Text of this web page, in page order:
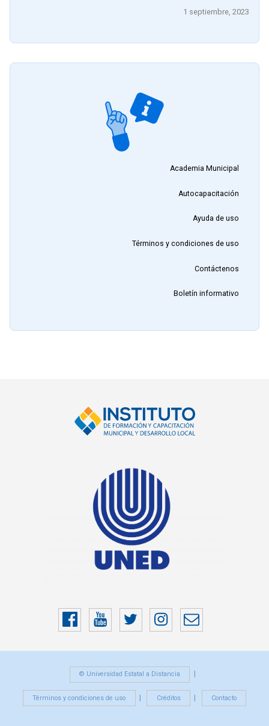
1 septiembre, 2023
Academia Municipal
Autocapacitación
Ayuda de uso
Términos y condiciones de uso
Contáctenos
Boletín informativo
Facebook
YouTubeTwitterInstragram
Correo
electrónico
© Universidad Estatal a Distancia
Términos y condiciones de uso Créditos Contacto